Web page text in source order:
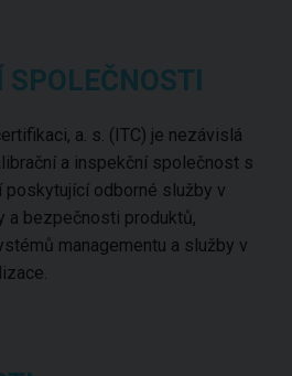
SPOLEČNOSTI
a. s. (ITC) je nezávislá
a inspekční společnost s
odborné služby v
a bezpečnosti produktů,
managementu a služby v